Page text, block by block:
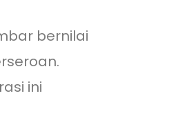
bernilai
ini